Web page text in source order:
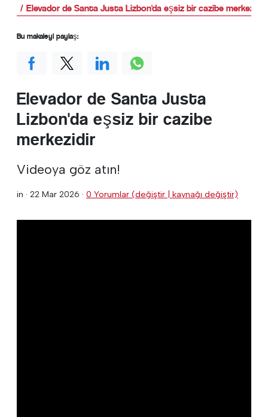
Elevador de Santa Justa Lizbon'da eşsiz bir cazibe merkezidir
Elevador de Santa Justa
Lizbon'da eşsiz bir cazibe
merkezidir
Videoya göz atın!
in · 22 Mar 2026 · 0 Yorumlar (değiştir | kaynağı değiştir)
Bu makaleyi paylaş: